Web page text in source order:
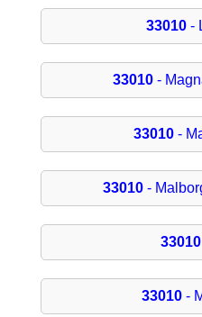
33010-
33010 -
33010 -
33010 -
33010
33010 -